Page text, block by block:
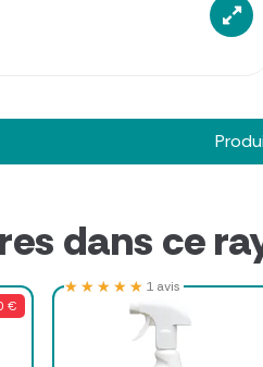
dans ce
€
★★★★★
★★★★★ 1 avis